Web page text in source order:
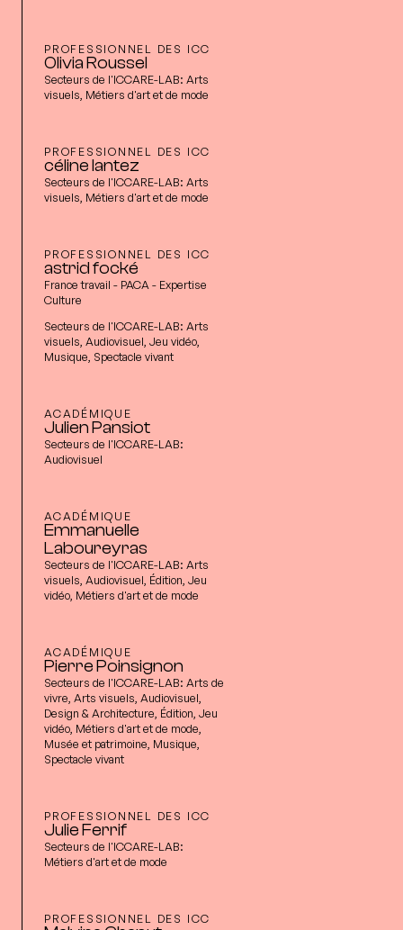
PROFESSIONNEL DES ICC
Olivia Roussel
Secteurs de l'ICCARE-LAB: Arts
visuels, Métiers d'art et de mode
PROFESSIONNEL DES ICC
céline lantez
Secteurs de l'ICCARE-LAB: Arts
visuels, Métiers d'art et de mode
PROFESSIONNEL DES ICC
astrid focké
France travail - PACA - Expertise
Culture
Secteurs de l'ICCARE-LAB: Arts
visuels, Audiovisuel, Jeu vidéo,
Musique, Spectacle vivant
ACADÉMIQUE
Julien Pansiot
Secteurs de l'ICCARE-LAB:
Audiovisuel
ACADÉMIQUE
Emmanuelle
Laboureyras
Secteurs de l'ICCARE-LAB: Arts
visuels, Audiovisuel, Édition, Jeu
vidéo, Métiers d'art et de mode
ACADÉMIQUE
Pierre Poinsignon
Secteurs de l'ICCARE-LAB: Arts de
vivre, Arts visuels, Audiovisuel,
Design & Architecture, Édition, Jeu
vidéo, Métiers d'art et de mode,
Musée et patrimoine, Musique,
Spectacle vivant
PROFESSIONNEL DES ICC
Julie Ferrif
Secteurs de l'ICCARE-LAB:
Métiers d'art et de mode
PROFESSIONNEL DES ICC